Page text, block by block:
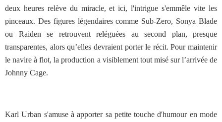
deux heures relève du miracle, et ici, l'intrigue s'emmêle vite les
pinceaux. Des figures légendaires comme Sub-Zero, Sonya Blade
ou Raiden se retrouvent reléguées au second plan, presque
transparentes, alors qu’elles devraient porter le récit. Pour maintenir
le navire à flot, la production a visiblement tout misé sur l’arrivée de
Johnny Cage.
Karl Urban s'amuse à apporter sa petite touche d'humour en mode